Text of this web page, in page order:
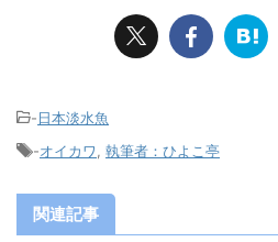
-日本淡水魚
-オイカワ 執筆者：ひよこ亭
関連記事